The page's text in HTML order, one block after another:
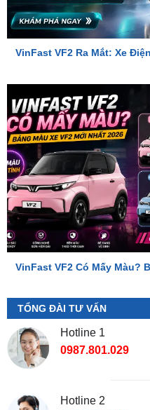
VinFast VF2 Ra Mắt: Xe
VinFast VF2 Có Mấy Màu?
TỔNG ĐÀI TƯ VẤN
Hotline 1
0987.801.029